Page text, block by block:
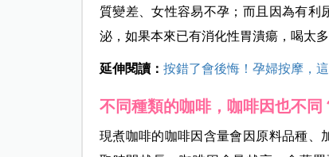
質變差、女性容易不孕；而且因為有利
泌，如果本來已有消化性胃潰瘍，喝太
延伸閱讀： 按錯了會後悔！孕婦按摩，
不同種類的咖啡，咖啡因也不同
現煮咖啡的咖啡因含量會因原料品種、